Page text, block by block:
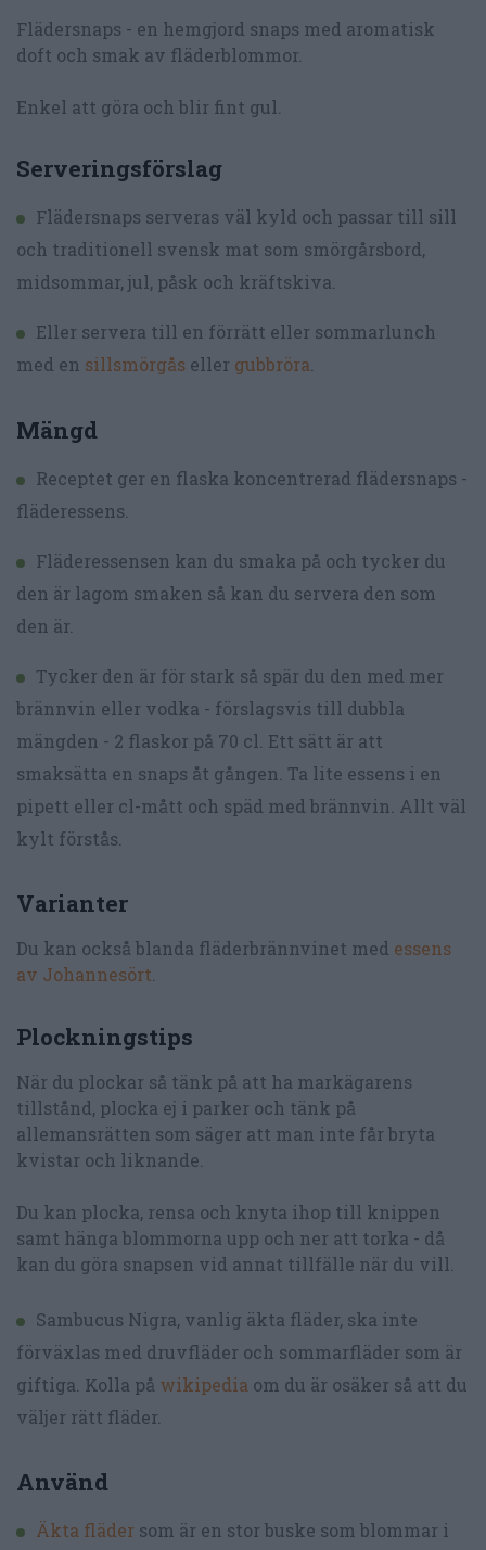
Flädersnaps - en hemgjord snaps med aromatisk
doft och smak av fläderblommor.
Enkel att göra och blir fint gul.
Serveringsförslag
Flädersnaps serveras väl kyld och passar till sill
och traditionell svensk mat som smörgårsbord,
midsommar, jul, påsk och kräftskiva.
Eller servera till en förrätt eller sommarlunch
med en sillsmörgås eller gubbröra.
Mängd
Receptet ger en flaska koncentrerad flädersnaps -
fläderessens.
Fläderessensen kan du smaka på och tycker du
den är lagom smaken så kan du servera den som
den är.
Tycker den är för stark så spär du den med mer
brännvin eller vodka - förslagsvis till dubbla
mängden - 2 flaskor på 70 cl. Ett sätt är att
smaksätta en snaps åt gången. Ta lite essens i en
pipett eller cl-mått och späd med brännvin. Allt väl
kylt förstås.
Varianter
Du kan också blanda fläderbrännvinet med essens
av Johannesört.
Plockningstips
När du plockar så tänk på att ha markägarens
tillstånd, plocka ej i parker och tänk på
allemansrätten som säger att man inte får bryta
kvistar och liknande.
Du kan plocka, rensa och knyta ihop till knippen
samt hänga blommorna upp och ner att torka - då
kan du göra snapsen vid annat tillfälle när du vill.
Sambucus Nigra, vanlig äkta fläder, ska inte
förväxlas med druvfläder och sommarfläder som är
giftiga. Kolla på wikipedia om du är osäker så att du
väljer rätt fläder.
Använd
Äkta fläder som är en stor buske som blommar i